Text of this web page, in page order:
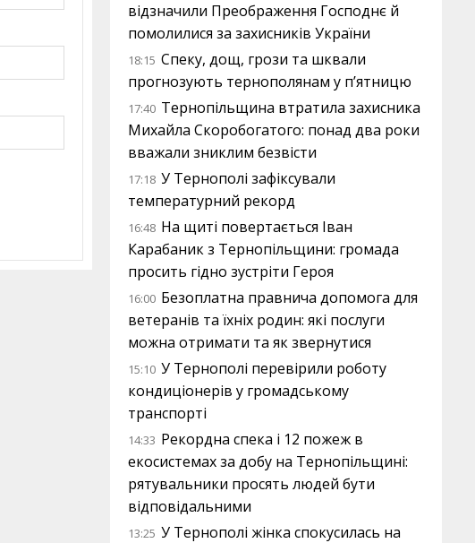
відзначили Преображення Господнє й
помолилися за захисників України
18:15 Спеку, дощ, грози та шквали
прогнозують тернополянам у п’ятницю
17:40 Тернопільщина втратила захисника
Михайла Скоробогатого: понад два роки
вважали зниклим безвісти
17:18 У Тернополі зафіксували
температурний рекорд
16:48 На щиті повертається Іван
Карабаник з Тернопільщини: громада
просить гідно зустріти Героя
16:00 Безоплатна правнича допомога для
ветеранів та їхніх родин: які послуги
можна отримати та як звернутися
15:10 У Тернополі перевірили роботу
кондиціонерів у громадському
транспорті
14:33 Рекордна спека і 12 пожеж в
екосистемах за добу на Тернопільщині:
рятувальники просять людей бути
відповідальними
13:25 У Тернополі жінка спокусилась на